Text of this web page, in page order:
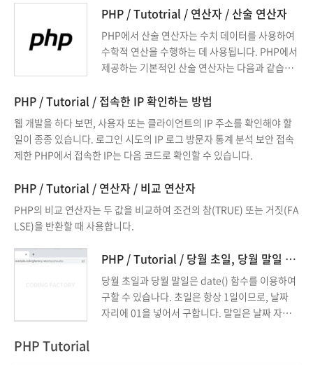
PHP / Tutotrial / 연산자 / 산술 연산자
PHP에서 산술 연산자는 수치 데이터를 사용하여
수학적 연산을 수행하는 데 사용됩니다. PHP에서
제공하는 기본적인 산술 연산자는 다음과 같습니
PHP / Tutorial / 접속한 IP 확인하는 방법
웹 개발을 하다 보면, 사용자 또는 클라이언트의 IP 주소를 확인해야 할
일이 종종 있습니다. 로그인 시도의 IP 로그 방문자 통계 분석 보안 접속
제한 PHP에서 접속한 IP는 다음 코드로 확인할 수 있습니다.
PHP / Tutorial / 연산자 / 비교 연산자
PHP의 비교 연산자는 두 값을 비교하여 조건의 참(TRUE) 또는 거짓(FA
LSE)을 반환할 때 사용합니다.
PHP / Tutorial / 당월 초일, 당월 말일 구하는 방법
당월 초일과 당월 말일은 date() 함수를 이용하여
구할 수 있습나다. 초일은 항상 1일이므로, 날짜
자리에 01을 넣어서 구합니다. 말일은 날짜 자리
PHP Tutorial